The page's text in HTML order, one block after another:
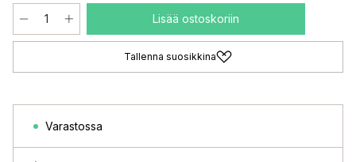
Lisää ostoskoriin
Tallenna suosikkina
Varastossa